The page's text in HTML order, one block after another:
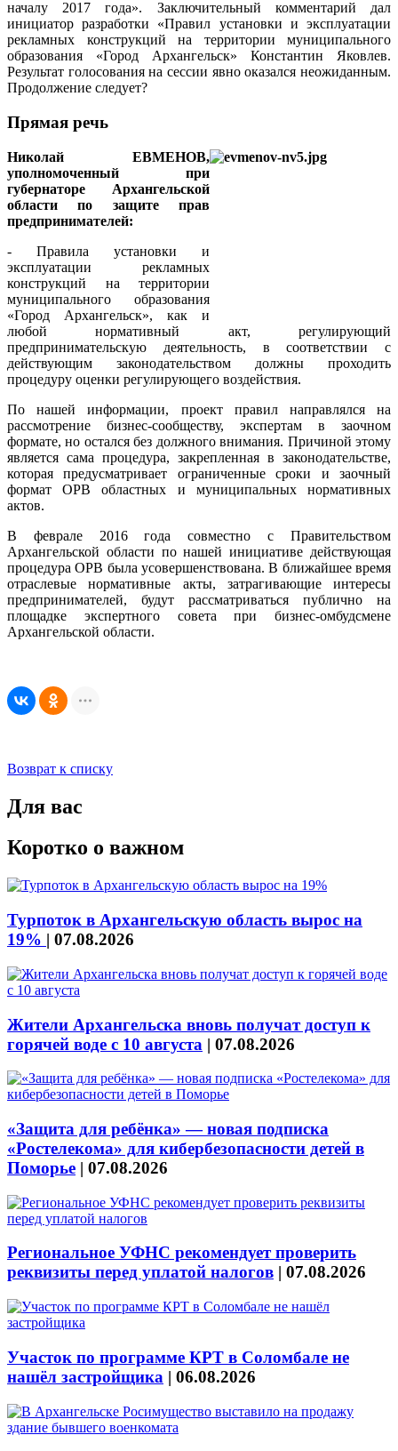
началу 2017 года». Заключительный комментарий дал
инициатор разработки «Правил установки и эксплуатации
рекламных конструкций на территории муниципального
образования «Город Архангельск» Константин Яковлев.
Результат голосования на сессии явно оказался неожиданным.
Продолжение следует?
Прямая речь
Николай ЕВМЕНОВ,
уполномоченный при
губернаторе Архангельской
области по защите прав
предпринимателей:
- Правила установки и
эксплуатации рекламных
конструкций на территории
муниципального образования
«Город Архангельск», как и
любой нормативный акт, регулирующий
предпринимательскую деятельность, в соответствии с
действующим законодательством должны проходить
процедуру оценки регулирующего воздействия.
По нашей информации, проект правил направлялся на
рассмотрение бизнес-сообществу, экспертам в заочном
формате, но остался без должного внимания. Причиной этому
является сама процедура, закрепленная в законодательстве,
которая предусматривает ограниченные сроки и заочный
формат ОРВ областных и муниципальных нормативных
актов.
В феврале 2016 года совместно с Правительством
Архангельской области по нашей инициативе действующая
процедура ОРВ была усовершенствована. В ближайшее время
отраслевые нормативные акты, затрагивающие интересы
предпринимателей, будут рассматриваться публично на
площадке экспертного совета при бизнес-омбудсмене
Архангельской области.
Возврат к списку
Для вас
Коротко о важном
Турпоток в Архангельскую область вырос на
19% | 07.08.2026
Жители Архангельска вновь получат доступ к
горячей воде с 10 августа | 07.08.2026
«Защита для ребёнка» — новая подписка
«Ростелекома» для кибербезопасности детей в
Поморье | 07.08.2026
Региональное УФНС рекомендует проверить
реквизиты перед уплатой налогов | 07.08.2026
Участок по программе КРТ в Соломбале не
нашёл застройщика | 06.08.2026